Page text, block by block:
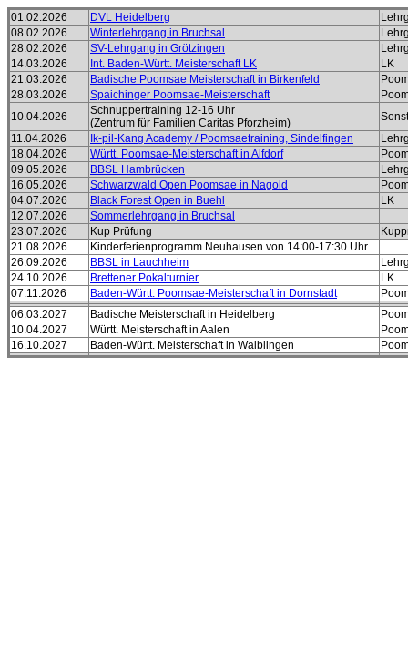
01.02.2026 DVL Heidelberg
08.02.2026
Winterlehrgang in Bruchsal
28.02.2026
SV-Lehrgang in Grötzingen
14.03.2026
Int. Baden-Württ. Meisterschaft LK
LK
21.03.2026
Badische Poomsae Meisterschaft in Birkenfeld
28.03.2026
Spaichinger Poomsae-Meisterschaft
10.04.2026
Schnuppertraining 12-16 Uhr
(Zentrum für Familien Caritas Pforzheim)
11.04.2026
Ik-pil-Kang Academy / Poomsaetraining, Sindelfingen
18.04.2026
Württ. Poomsae-Meisterschaft in Alfdorf
09.05.2026
BBSL Hambrücken
16.05.2026
Schwarzwald Open Poomsae in Nagold
04.07.2026
Black Forest Open in Buehl
LK
12.07.2026
Sommerlehrgang in Bruchsal
23.07.2026
Kup Prüfung
21.08.2026
Kinderferienprogramm Neuhausen von 14:00-17:30 Uhr
26.09.2026
BBSL in Lauchheim
24.10.2026
Brettener Pokalturnier
LK
07.11.2026
Baden-Württ. Poomsae-Meisterschaft in Dornstadt
06.03.2027
Badische Meisterschaft in Heidelberg
10.04.2027
Württ. Meisterschaft in Aalen
16.10.2027
Baden-Württ. Meisterschaft in Waiblingen